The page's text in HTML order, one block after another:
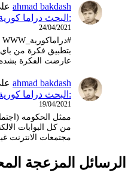
ahmad bakdash
:البحث دراما
24/04/2021
بتطبيق فكرة من
عارضت الفكرة
ahmad bakdash
:البحث دراما
19/04/2021
ممثل الحكومه
من كل البوابات
مجتمعات الانترنت
الرسائل المزعجة